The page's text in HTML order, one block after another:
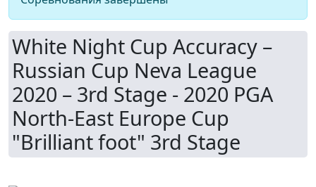
White Night Cup Accuracy –
Russian Cup Neva League
2020 – 3rd Stage - 2020 PGA
North-East Europe Cup
"Brilliant foot" 3rd Stage